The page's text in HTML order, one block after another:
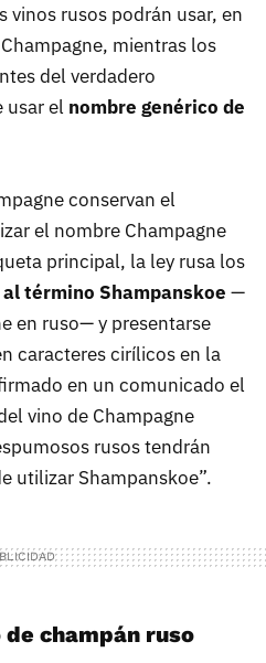
rusos podrán usar, en
mientras los
del verdadero
usar el nombre genérico de
conservan el
el nombre Champagne
principal, la ley rusa los
término Shampanskoe —
en ruso— y presentarse
caracteres cirílicos en la
en un comunicado el
vino de Champagne
rusos tendrán
utilizar Shampanskoe”.
champán ruso